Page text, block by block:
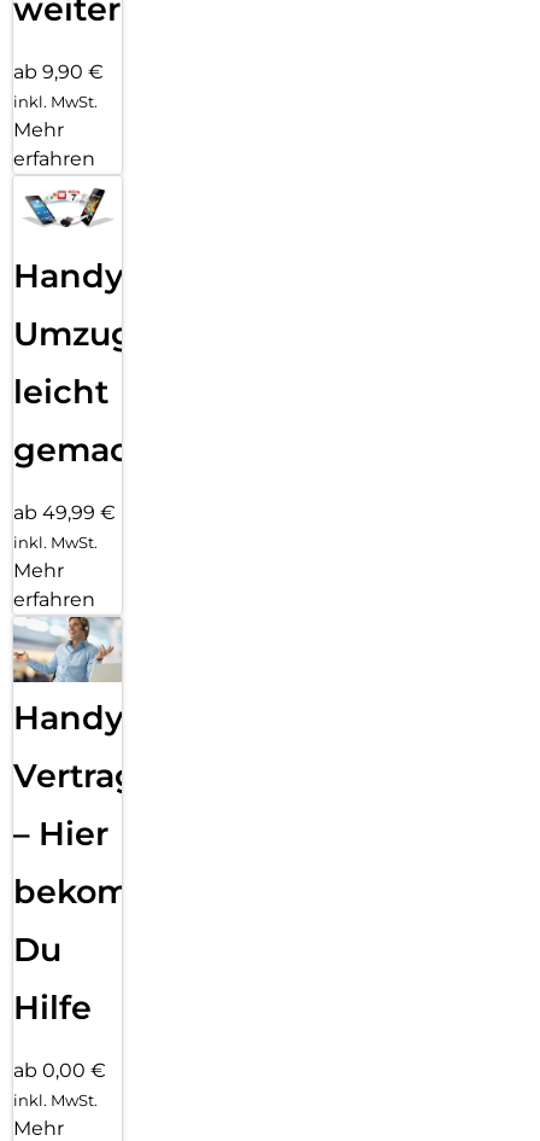
weiter
ab 9,90 €
inkl. MwSt.
Mehr
erfahren
Handy
Umzug
leicht
gemacht!
ab 49,99 €
inkl. MwSt.
Mehr
erfahren
Handy
Vertragsabwicklung
– Hier
bekommst
Du
Hilfe
ab 0,00 €
inkl. MwSt.
Mehr